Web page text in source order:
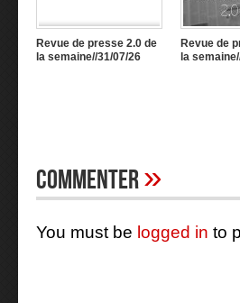
Revue de presse 2.0 de
la semaine//31/07/26
Revue de
la
Commenter»
You must be logged in to